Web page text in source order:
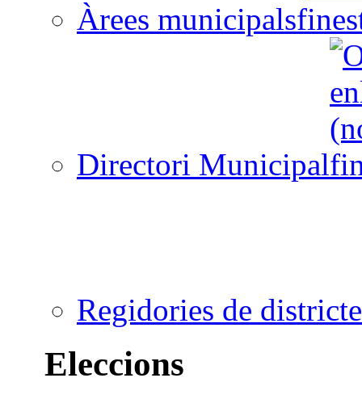
Àrees municipals
Directori Municipal
Regidories de districte
Eleccions